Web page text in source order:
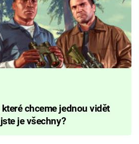
chceme jednou vidět
je všechny?